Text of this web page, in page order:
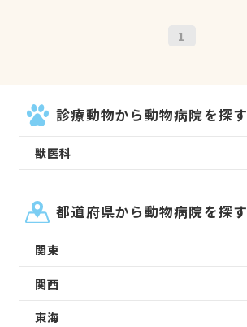
1
診療動物から動物病院を探す
獣医科
都道府県から動物病院を探す
関東
関西
東海